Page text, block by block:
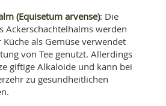
(Equisetum arvense): Die
Ackerschachtelhalms werden
als Gemüse verwendet
von Tee genutzt. Allerdings
giftige Alkaloide und kann bei
zu gesundheitlichen